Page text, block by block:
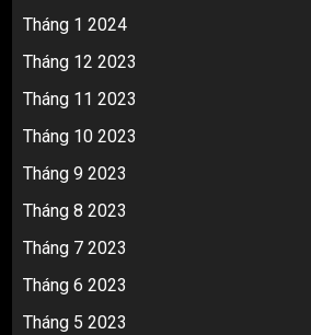
Tháng 1 2024
Tháng 12 2023
Tháng 11 2023
Tháng 10 2023
Tháng 9 2023
Tháng 8 2023
Tháng 7 2023
Tháng 6 2023
Tháng 5 2023